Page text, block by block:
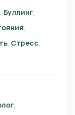
Буллинг
Стресс